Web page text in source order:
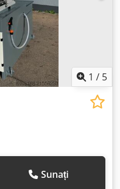
1 / 5
Sunați